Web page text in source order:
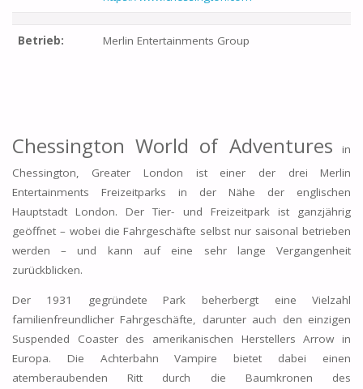
Betrieb: Merlin Entertainments Group
Chessington World of Adventures in
Chessington, Greater London ist einer der drei Merlin
Entertainments Freizeitparks in der Nähe der englischen
Hauptstadt London. Der Tier- und Freizeitpark ist ganzjährig
geöffnet – wobei die Fahrgeschäfte selbst nur saisonal betrieben
werden – und kann auf eine sehr lange Vergangenheit
zurückblicken.
Der 1931 gegründete Park beherbergt eine Vielzahl
familienfreundlicher Fahrgeschäfte, darunter auch den einzigen
Suspended Coaster des amerikanischen Herstellers Arrow in
Europa. Die Achterbahn Vampire bietet dabei einen
atemberaubenden Ritt durch die Baumkronen des